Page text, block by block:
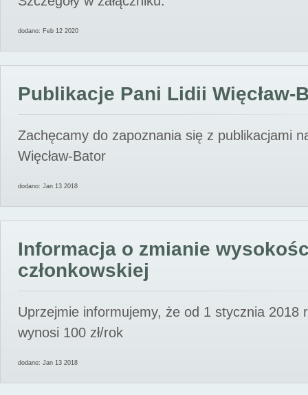
dodano: Feb 12 2020
Publikacje Pani Lidii Więcław-
Zachęcamy do zapoznania się z publikacjami
Więcław-Bator
dodano: Jan 13 2018
Informacja o zmianie
członkowskiej
Uprzejmie informujemy, że od 1 stycznia 2018
wynosi 100 zł/rok
dodano: Jan 13 2018